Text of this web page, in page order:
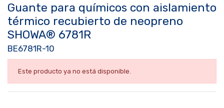
Guante para químicos con aislamiento
térmico recubierto de neopreno
SHOWA® 6781R
BE6781R-10
Este producto ya no está disponible.